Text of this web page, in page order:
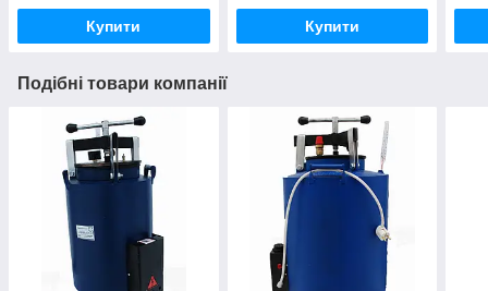
Купити Купити
Подібні товари компанії